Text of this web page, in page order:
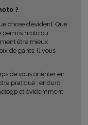
?
chose d’évident. Que
permis moto ou
être mieux
de gants. Il vous
de vous orienter en
pratique ; enduro,
et évidemment